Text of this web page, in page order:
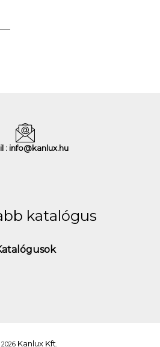
: info@kanlux.hu
katalógus
2026 Kanlux Kft.